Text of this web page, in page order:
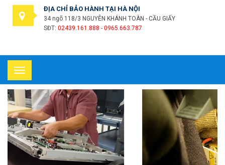
ĐỊA CHỈ BẢO HÀNH TẠI HÀ NỘI
34 ngõ 118/3 NGUYỄN KHÁNH TOÀN - CẦU GIẤY
SĐT: 02439.161.888 - 0965.663.787
Toggle
navigation